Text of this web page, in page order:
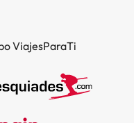
ViajesParaTi